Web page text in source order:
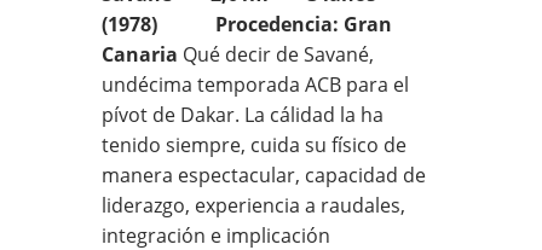
(1978) Procedencia: Gran
Canaria Qué decir de Savané,
undécima temporada ACB para el
pívot de Dakar. La cálidad la ha
tenido siempre, cuida su físico de
manera espectacular, capacidad de
liderazgo, experiencia a raudales,
integración e implicación